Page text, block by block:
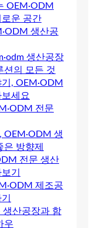
OEM·ODM
운 공간
생산공
생산공장
션의 모든 것
, OEM·ODM
세요
전문
OEM·ODM 생
방향제
전문 생산
기
제조공
생산공장과 함
우